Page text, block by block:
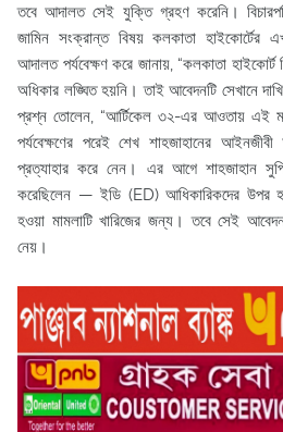
তবে আদালত সেই যুক্তি গ্রহণ করেনি।
জামিন সংক্রান্ত বিষয় কলকাতা হাইকোর্টের
আদালত পর্যবেক্ষণ করে জানায়, “কলকাতা
অধিকার লঙ্ঘিত হয়নি। তাই আবেদনটি সেখানে
প্রশ্ন তোলেন, “আর্টিকেল ৩২-এর আওতায় এই
পর্যবেক্ষণের পরেই শেখ শাহজাহানের
প্রত্যাহার করে নেন। এর আগে শাহজাহান
করেছিলেন — ইডি (ED) আধিকারিকদের উপর
হওয়া মামলাটি খারিজের জন্য। তবে সেই
নেয়।